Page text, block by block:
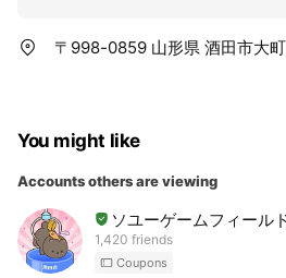
〒998-0859 山形県 酒田市大
You might like
Accounts others are viewing
ソユーゲームフィール
1,420 friends
Coupons